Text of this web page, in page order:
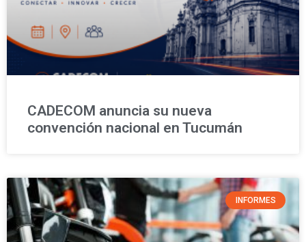
CADECOM anuncia su nueva
convención nacional en Tucumán
INFORMES